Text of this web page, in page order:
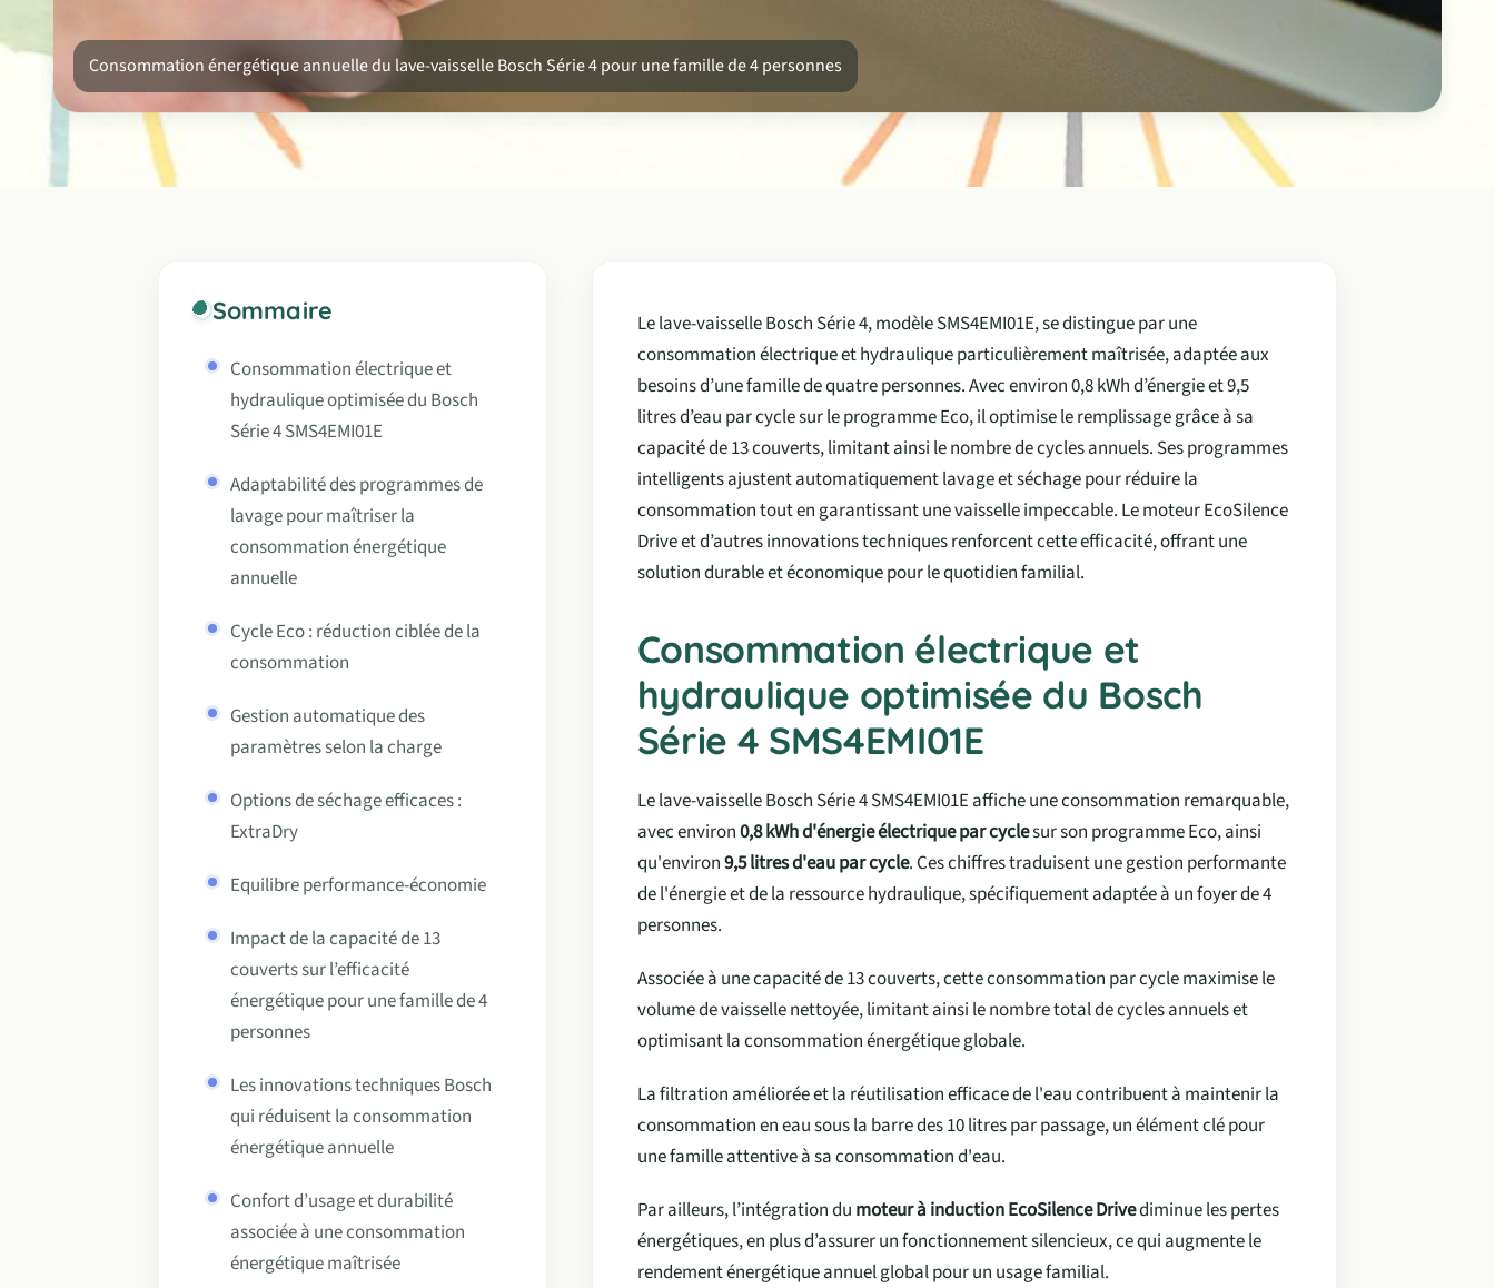
Consommation énergétique annuelle du lave-vaisselle Bosch Série 4 pour une famille de 4 personnes
Sommaire
Consommation électrique et
hydraulique optimisée du Bosch
Série 4 SMS4EMI01E
Adaptabilité des programmes de
lavage pour maîtriser la
consommation énergétique
annuelle
Cycle Eco : réduction ciblée de la
consommation
Gestion automatique des
paramètres selon la charge
Options de séchage efficaces :
ExtraDry
Equilibre performance-économie
Impact de la capacité de 13
couverts sur l’efficacité
énergétique pour une famille de 4
personnes
Les innovations techniques Bosch
qui réduisent la consommation
énergétique annuelle
Confort d’usage et durabilité
associée à une consommation
énergétique maîtrisée
Le lave-vaisselle Bosch Série 4, modèle SMS4EMI01E, se distingue par une
consommation électrique et hydraulique particulièrement maîtrisée, adaptée aux
besoins d’une famille de quatre personnes. Avec environ 0,8 kWh d’énergie et 9,5
litres d’eau par cycle sur le programme Eco, il optimise le remplissage grâce à sa
capacité de 13 couverts, limitant ainsi le nombre de cycles annuels. Ses programmes
intelligents ajustent automatiquement lavage et séchage pour réduire la
consommation tout en garantissant une vaisselle impeccable. Le moteur EcoSilence
Drive et d’autres innovations techniques renforcent cette efficacité, offrant une
solution durable et économique pour le quotidien familial.
Consommation électrique et
hydraulique optimisée du Bosch
Série 4 SMS4EMI01E
Le lave-vaisselle Bosch Série 4 SMS4EMI01E affiche une consommation remarquable,
avec environ0,8 kWh d'énergie électrique par cyclesur son programme Eco, ainsi
qu'environ9,5 litres d'eau par cycle. Ces chiffres traduisent une gestion performante
de l'énergie et de la ressource hydraulique, spécifiquement adaptée à un foyer de 4
personnes.
Associée à une capacité de 13 couverts, cette consommation par cycle maximise le
volume de vaisselle nettoyée, limitant ainsi le nombre total de cycles annuels et
optimisant la consommation énergétique globale.
La filtration améliorée et la réutilisation efficace de l'eau contribuent à maintenir la
consommation en eau sous la barre des 10 litres par passage, un élément clé pour
une famille attentive à sa consommation d'eau.
Par ailleurs, l’intégration du moteur à induction EcoSilence Drivediminue les pertes
énergétiques, en plus d’assurer un fonctionnement silencieux, ce qui augmente le
rendement énergétique annuel global pour un usage familial.